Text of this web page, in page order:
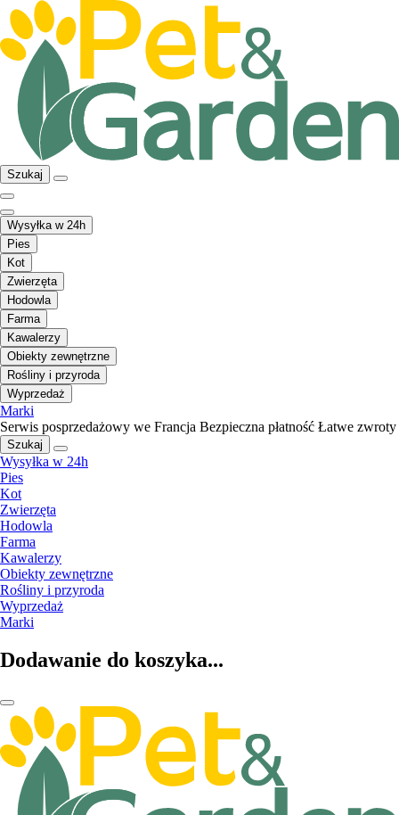
Szukaj
Wysyłka w 24h
Pies
Kot
Zwierzęta
Hodowla
Farma
Kawalerzy
Obiekty zewnętrzne
Rośliny i przyroda
Wyprzedaż
Marki
Serwis posprzedażowy we Francja Bezpieczna płatność Łatwe zwroty
Szukaj
Wysyłka w 24h
Pies
Kot
Zwierzęta
Hodowla
Farma
Kawalerzy
Obiekty zewnętrzne
Rośliny i przyroda
Wyprzedaż
Marki
Dodawanie do koszyka...